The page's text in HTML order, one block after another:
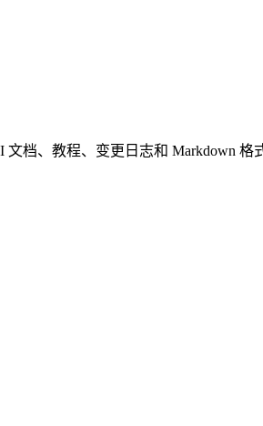
档、教程、变更日志和 Markdown